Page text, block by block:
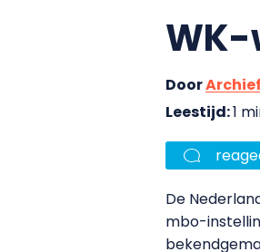
WK-
Door
Leestijd:1
De
mbo-